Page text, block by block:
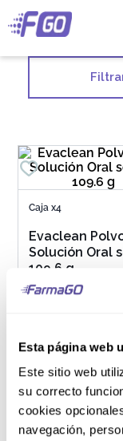
Esta página web
Este sitio web
su correcto
cookies
navegación,
Caja x4
Evaclean
Solución Oral
109.6 g
AGREGAR AL